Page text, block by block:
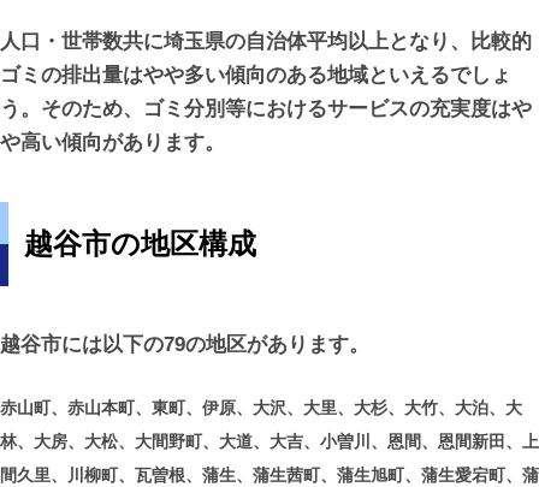
人口・世帯数共に埼玉県の自治体平均以上となり、比較的
ゴミの排出量はやや多い傾向のある地域といえるでしょ
う。そのため、ゴミ分別等におけるサービスの充実度はや
や高い傾向があります。
越谷市の地区構成
越谷市には以下の79の地区があります。
赤山町、赤山本町、東町、伊原、大沢、大里、大杉、大竹、大泊、大
林、大房、大松、大間野町、大道、大吉、小曽川、恩間、恩間新田、上
間久里、川柳町、瓦曽根、蒲生、蒲生茜町、蒲生旭町、蒲生愛宕町、蒲